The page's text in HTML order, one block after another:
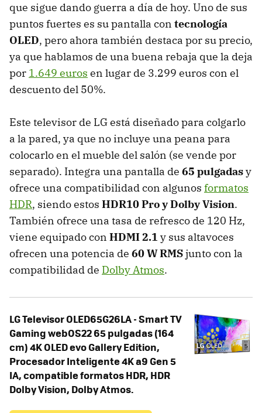
que sigue dando guerra a día de hoy. Uno de sus
puntos fuertes es su pantalla con tecnología
OLED, pero ahora también destaca por su precio,
ya que hablamos de una buena rebaja que la deja
por 1.649 euros en lugar de 3.299 euros con el
descuento del 50%.
Este televisor de LG está diseñado para colgarlo
a la pared, ya que no incluye una peana para
colocarlo en el mueble del salón (se vende por
separado). Integra una pantalla de 65 pulgadasy
ofrece una compatibilidad con algunos formatos
HDR, siendo estos HDR10 Pro y Dolby Vision.
También ofrece una tasa de refresco de 120 Hz,
viene equipado con HDMI 2.1 y sus altavoces
ofrecen una potencia de 60 W RMSjunto con la
compatibilidad de Dolby Atmos.
LG Televisor OLED65G26LA - Smart TV
Gaming webOS22 65 pulgadas (164
cm) 4K OLED evo Gallery Edition,
Procesador Inteligente 4K a9 Gen 5
IA, compatible formatos HDR, HDR
Dolby Vision, Dolby Atmos.